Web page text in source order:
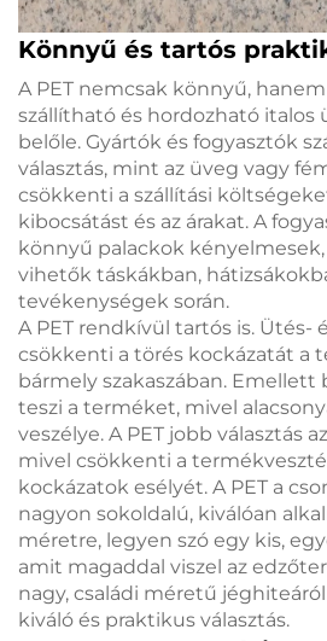
Könnyű és tartós
A PET nemcsak könnyű,
szállítható és hordozható italos
belőle. Gyártók és fogyasztók
választás, mint az üveg vagy
csökkenti a szállítási
kibocsátást és az árakat. A
könnyű palackok
vihetők táskákban,
tevékenységek során.
A PET rendkívül tartós is. Ütés-
csökkenti a törés kockázatát a
bármely szakaszában. Emellett
teszi a terméket, mivel
veszélye. A PET jobb választás
mivel csökkenti a
kockázatok esélyét. A PET a
nagyon sokoldalú, kiválóan
méretre, legyen szó egy kis,
amit magaddal viszel az
nagy, családi méretű
kiváló és praktikus választás.